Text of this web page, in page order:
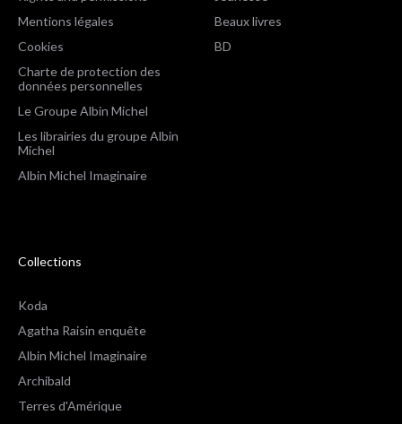
Mentions légales
Cookies
Charte de protection des
données personnelles
Le Groupe Albin Michel
Les librairies du groupe Albin
Michel
Albin Michel Imaginaire
Beaux livres
BD
Collections
Koda
Agatha Raisin enquête
Albin Michel Imaginaire
Archibald
Terres d'Amérique